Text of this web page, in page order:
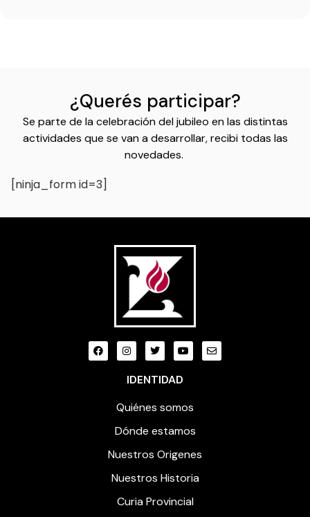
¿Querés participar?
Se parte de la celebración del jubileo en las distintas
actividades que se van a desarrollar, recibi todas las
novedades.
[ninja_form id=3]
IDENTIDAD
Quiénes somos
Dónde estamos
Nuestros Origenes
Nuestros Historia
Curia Provincial